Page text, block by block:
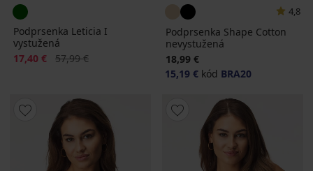
Podprsenka Leticia I
vystužená
Zľava
17,40 € Pôvodná cena
57,99 €
4,8
Podprsenka Shape Cotton
nevystužená
18,99 €
15,19 € kód BRA20